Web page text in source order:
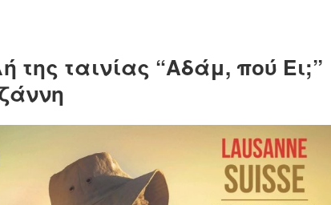
της ταινίας “Αδάμ, πού Ει;”